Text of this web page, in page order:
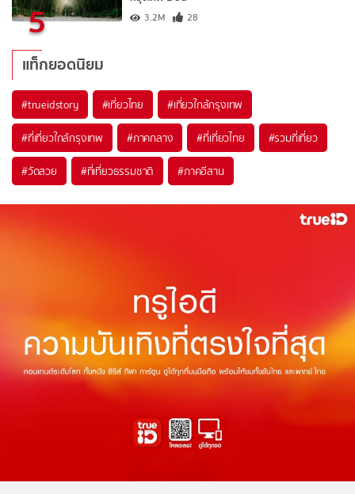
5 3.2M 28
แท็กยอดนิยม
#trueidstory #เที่ยวไทย #เที่ยวใกล้กรุงเทพ
#ที่เที่ยวใกล้กรุงเทพ #ภาคกลาง #ที่เที่ยวไทย #รวมที่เที่ยว
#วัดสวย #ที่เที่ยวธรรมชาติ #ภาคอีสาน